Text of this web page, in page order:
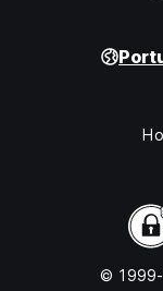
© 1999-